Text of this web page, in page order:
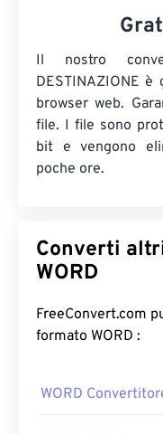
Il nostro
DESTINAZIONE
browser web.
file. I file sono
bit e vengono
poche ore.
Converti
WORD
FreeConvert.com
formato WORD :
WORD